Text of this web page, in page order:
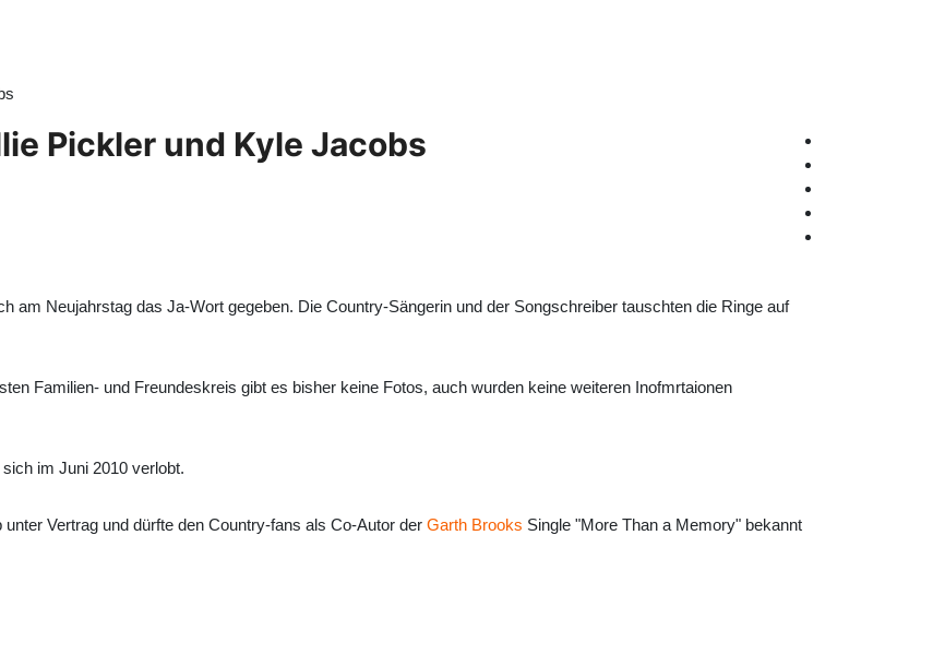
Pickler und Kyle Jacobs
am Neujahrstag das Ja-Wort gegeben. Die Country-Sängerin und der Songschreiber tauschten die Ringe auf
Familien- und Freundeskreis gibt es bisher keine Fotos, auch wurden keine weiteren Inofmrtaionen
im Juni 2010 verlobt.
Vertrag und dürfte den Country-fans als Co-Autor der Garth Brooks Single "More Than a Memory" bekannt